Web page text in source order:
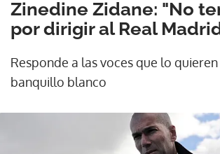
Zinedine Zidane: "No
por dirigir al Real
Responde a las voces que lo quieren
banquillo blanco